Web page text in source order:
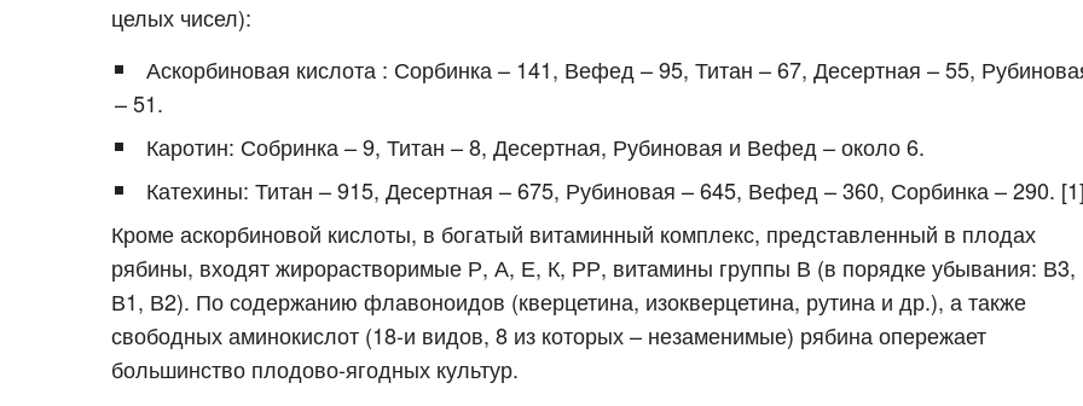
целых чисел):
Аскорбиновая кислота : Сорбинка – 141, Вефед – 95, Титан – 67, Десертная – 55,
– 51.
Каротин: Собринка – 9, Титан – 8, Десертная, Рубиновая и Вефед – около 6.
Катехины: Титан – 915, Десертная – 675, Рубиновая – 645, Вефед – 360, Сорбинка – 290.
Кроме аскорбиновой кислоты, в богатый витаминный комплекс, представленный в плодах
рябины, входят жирорастворимые Р, А, Е, К, РР, витамины группы В (в порядке убывания: В3,
В1, В2). По содержанию флавоноидов (кверцетина, изокверцетина, рутина и др.), а также
свободных аминокислот (18-и видов, 8 из которых – незаменимые) рябина опережает
большинство плодово-ягодных культур.